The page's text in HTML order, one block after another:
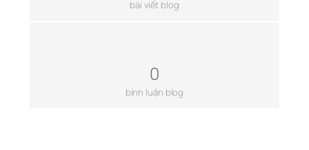
bài viết blog
0
bình luận blog